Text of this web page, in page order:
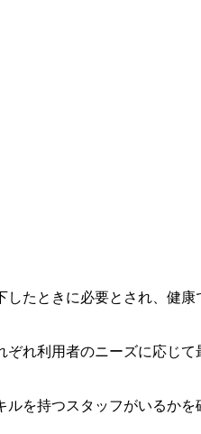
たときに必要とされ、健
れ利用者のニーズに応じて
を持つスタッフがいるかを